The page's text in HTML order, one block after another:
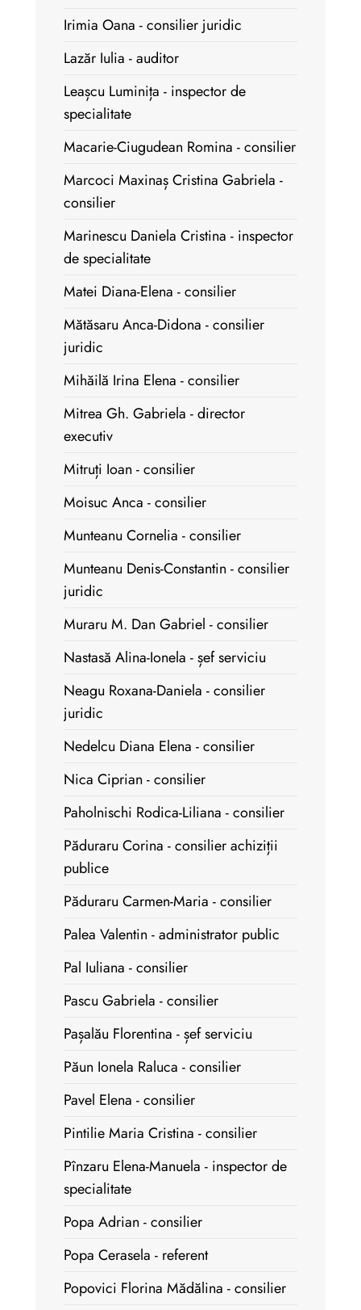
Irimia Oana - consilier juridic
Lazăr Iulia - auditor
Leașcu Luminița - inspector de
specialitate
Macarie-Ciugudean Romina - consilier
Marcoci Maxinaș Cristina Gabriela -
consilier
Marinescu Daniela Cristina - inspector
de specialitate
Matei Diana-Elena - consilier
Mătăsaru Anca-Didona - consilier
juridic
Mihăilă Irina Elena - consilier
Mitrea Gh. Gabriela - director
executiv
Mitruți Ioan - consilier
Moisuc Anca - consilier
Munteanu Cornelia - consilier
Munteanu Denis-Constantin - consilier
juridic
Muraru M. Dan Gabriel - consilier
Nastasă Alina-Ionela - șef serviciu
Neagu Roxana-Daniela - consilier
juridic
Nedelcu Diana Elena - consilier
Nica Ciprian - consilier
Paholnischi Rodica-Liliana - consilier
Păduraru Corina - consilier achiziții
publice
Păduraru Carmen-Maria - consilier
Palea Valentin - administrator public
Pal Iuliana - consilier
Pascu Gabriela - consilier
Pașalău Florentina - șef serviciu
Păun Ionela Raluca - consilier
Pavel Elena - consilier
Pintilie Maria Cristina - consilier
Pînzaru Elena-Manuela - inspector de
specialitate
Popa Adrian - consilier
Popa Cerasela - referent
Popovici Florina Mădălina - consilier